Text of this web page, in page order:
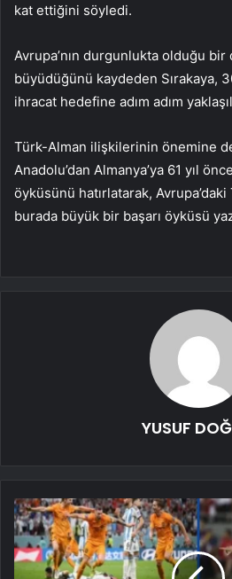
kat ettiğini söyledi.
Avrupa’nın durgunlukta olduğu
büyüdüğünü kaydeden Sırakaya,
ihracat hedefine adım adım
Türk-Alman ilişkilerinin önemine
Anadolu’dan Almanya’ya 61 yıl
öyküsünü hatırlatarak,
burada büyük bir başarı öyküsü
YUSUF